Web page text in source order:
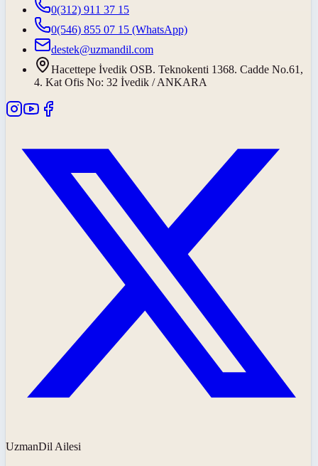
0(312) 911 37 15
0(546) 855 07 15 (WhatsApp)
destek@uzmandil.com
Hacettepe İvedik OSB. Teknokenti 1368. Cadde No.61,
4. Kat Ofis No: 32 İvedik / ANKARA
UzmanDil Ailesi